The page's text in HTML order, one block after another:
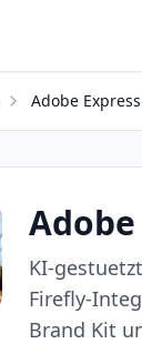
Adobe Express
KI-
Firefly-
Brand Kit